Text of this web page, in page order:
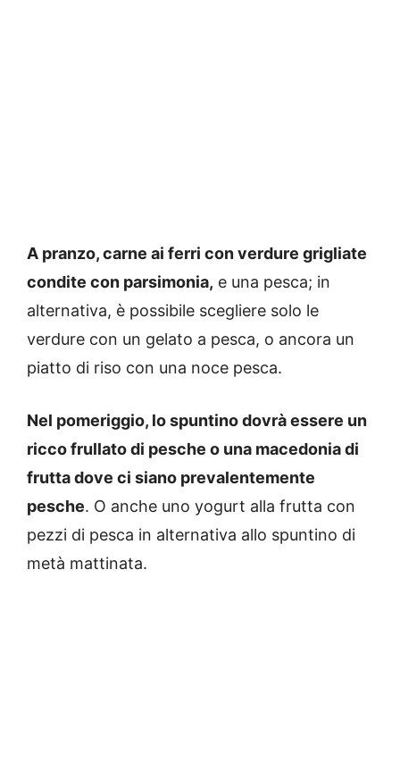
A pranzo, carne ai ferri con verdure grigliate
condite con parsimonia, e una pesca; in
alternativa, è possibile scegliere solo le
verdure con un gelato a pesca, o ancora un
piatto di riso con una noce pesca.
Nel pomeriggio, lo spuntino dovrà essere un
ricco frullato di pesche o una macedonia di
frutta dove ci siano prevalentemente
pesche. O anche uno yogurt alla frutta con
pezzi di pesca in alternativa allo spuntino di
metà mattinata.